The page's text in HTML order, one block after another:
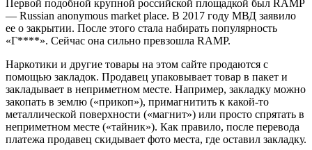
Первой подобной крупной российской площадкой был RAMP
— Russian anonymous market place. В 2017 году МВД заявило
ее о закрытии. После этого стала набирать популярность
«Г****». Сейчас она сильно превзошла RAMP.
Наркотики и другие товары на этом сайте продаются с
помощью закладок. Продавец упаковывает товар в пакет и
закладывает в неприметном месте. Например, закладку можно
закопать в землю («прикоп»), примагнитить к какой-то
металлической поверхности («магнит») или просто спрятать в
неприметном месте («тайник»). Как правило, после перевода
платежа продавец скидывает фото места, где оставил закладку.